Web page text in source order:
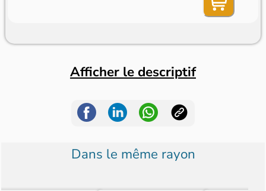
Afficher le descriptif
Dans le même rayon